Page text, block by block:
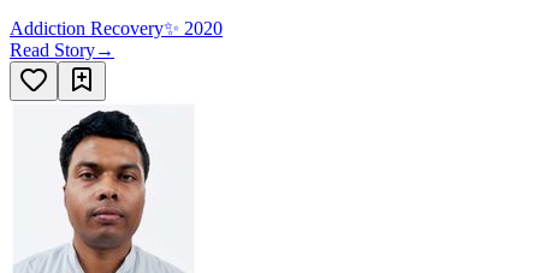
Addiction Recovery✨ 2020
Read Story→